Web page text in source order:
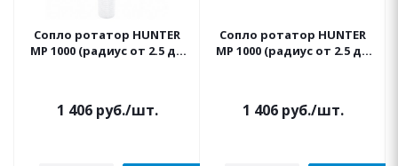
Сопло ротатор HUNTER
МР 1000 (радиус от 2.5 до
1 406руб./шт.
Сопло ротатор HUNTER
МР 1000 (радиус от 2.5 до
1 406руб./шт.